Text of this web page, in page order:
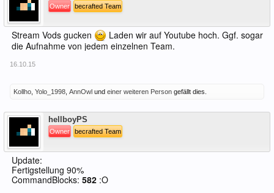
Owner becrafted Team
Stream Vods gucken
Laden wir auf Youtube hoch. Ggf. sogar
die Aufnahme von jedem einzelnen Team.
16.10.15
Kollho Yolo_1998 AnnOwl und einer weiteren Person gefällt dies.
hellboyPS
Owner becrafted Team
Update:
Fertigstellung 90%
CommandBlocks: 582 :O